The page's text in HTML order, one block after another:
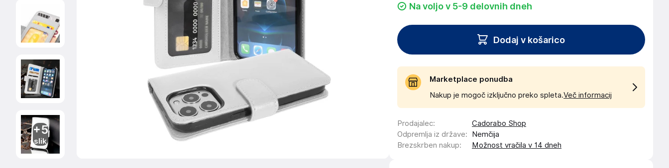
+5
slik
Na voljo v 5-9 delovnih dneh
Dodaj v košarico
Marketplace ponudba
Nakup je mogoč izključno preko spleta.Več informacij
Prodajalec:
Cadorabo Shop
Odpremlja iz države:
Nemčija
Brezskrben nakup: Možnost vračila v 14 dneh